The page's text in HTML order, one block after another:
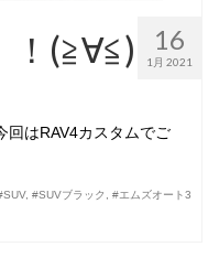
16
1月 2021
！(≧∀≦)
回はRAV4カスタムでご
, #SUVブラック
#エムズオート3